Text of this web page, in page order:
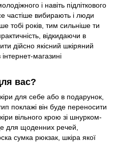
і навіть підліткового
частіше вибирають і люди
тобі років, тим сильніше ти
відкидаючи в
дійсно якісний шкіряний
магазині
вас?
для себе або в подарунок,
поклажі він буде переносити
вільного крою зі шнурком-
для щоденних речей,
сумка рюкзак, шкіра якої